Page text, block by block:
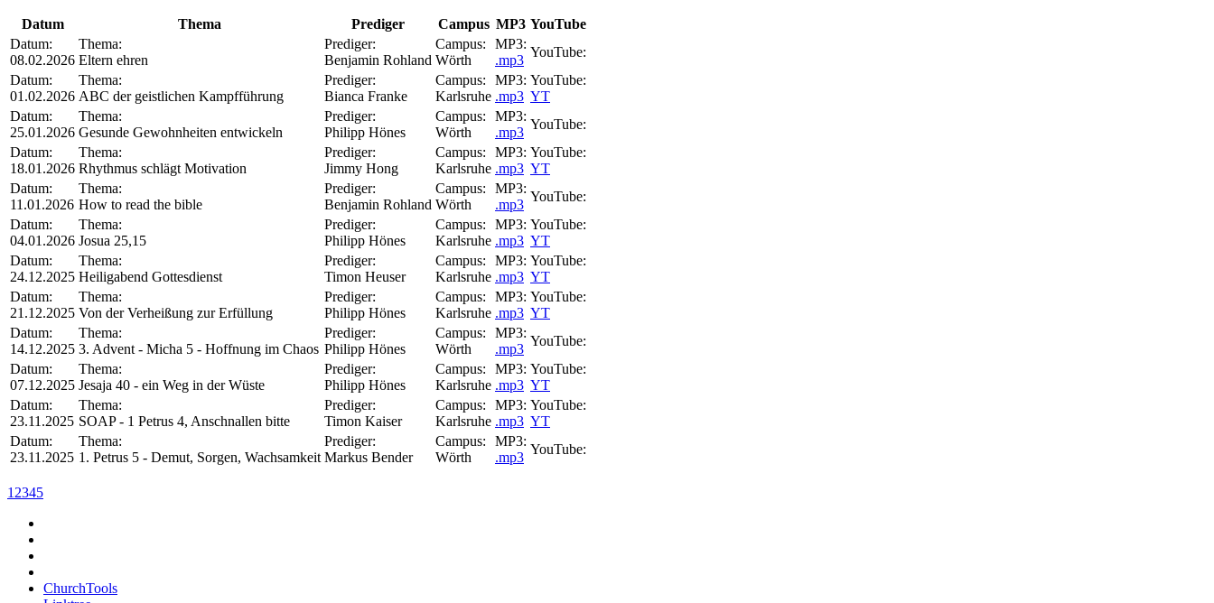
Datum Thema Prediger Campus MP3 YouTube
Datum:
08.02.2026
Thema:
Eltern ehren
Prediger:
Benjamin Rohland
Campus:
Wörth
MP3:
.mp3
YouTube:
Datum:
01.02.2026
Thema:
ABC der geistlichen Kampfführung
Prediger:
Bianca Franke
Campus:
Karlsruhe
MP3:
.mp3
YouTube:
YT
Datum:
25.01.2026
Thema:
Gesunde Gewohnheiten entwickeln
Prediger:
Philipp Hönes
Campus:
Wörth
MP3:
.mp3
YouTube:
Datum:
18.01.2026
Thema:
Rhythmus schlägt Motivation
Prediger:
Jimmy Hong
Campus:
Karlsruhe
MP3:
.mp3
YouTube:
YT
Datum:
11.01.2026
Thema:
How to read the bible
Prediger:
Benjamin Rohland
Campus:
Wörth
MP3:
.mp3
YouTube:
Datum:
04.01.2026
Thema:
Josua 25,15
Prediger:
Philipp Hönes
Campus:
Karlsruhe
MP3:
.mp3
YouTube:
YT
Datum:
24.12.2025
Thema:
Heiligabend Gottesdienst
Prediger:
Timon Heuser
Campus:
Karlsruhe
MP3:
.mp3
YouTube:
YT
Datum:
21.12.2025
Thema:
Von der Verheißung zur Erfüllung
Prediger:
Philipp Hönes
Campus:
Karlsruhe
MP3:
.mp3
YouTube:
YT
Datum:
14.12.2025
Thema:
3. Advent - Micha 5 - Hoffnung im Chaos
Prediger:
Philipp Hönes
Campus:
Wörth
MP3:
.mp3
YouTube:
Datum:
07.12.2025
Thema:
Jesaja 40 - ein Weg in der Wüste
Prediger:
Philipp Hönes
Campus:
Karlsruhe
MP3:
.mp3
YouTube:
YT
Datum:
23.11.2025
Thema:
SOAP - 1 Petrus 4, Anschnallen bitte
Prediger:
Timon Kaiser
Campus:
Karlsruhe
MP3:
.mp3
YouTube:
YT
Datum:
23.11.2025
Thema:
1. Petrus 5 - Demut, Sorgen, Wachsamkeit
Prediger:
Markus Bender
Campus:
Wörth
MP3:
.mp3
YouTube:
1 2345
ChurchTools